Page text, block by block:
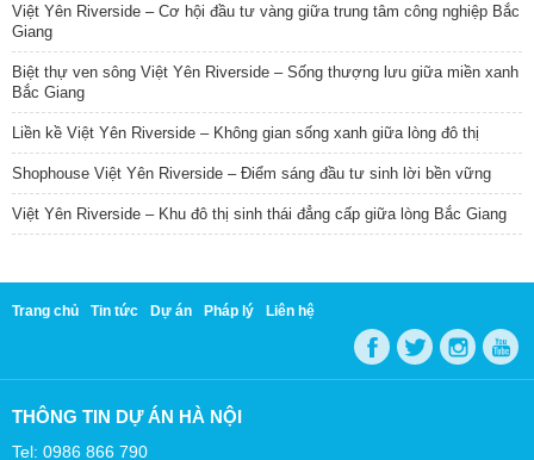
Việt Yên Riverside – Cơ hội đầu tư vàng giữa trung tâm công nghiệp Bắc
Giang
Biệt thự ven sông Việt Yên Riverside – Sống thượng lưu giữa miền xanh
Bắc Giang
Liền kề Việt Yên Riverside – Không gian sống xanh giữa lòng đô thị
Shophouse Việt Yên Riverside – Điểm sáng đầu tư sinh lời bền vững
Việt Yên Riverside – Khu đô thị sinh thái đẳng cấp giữa lòng Bắc Giang
Trang chủ Tin tức Dự án Pháp lý Liên hệ
THÔNG TIN DỰ ÁN HÀ NỘI
Tel: 0986 866 790